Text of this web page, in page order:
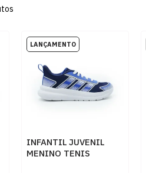
INFANTIL JUVENIL
MENINO TENIS